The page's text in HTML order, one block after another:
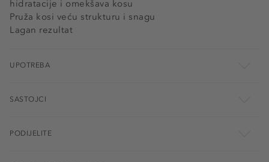
hidratacije i omekšava kosu​
Pruža kosi veću strukturu i snagu​
Lagan rezultat
UPOTREBA
SASTOJCI
PODIJELITE